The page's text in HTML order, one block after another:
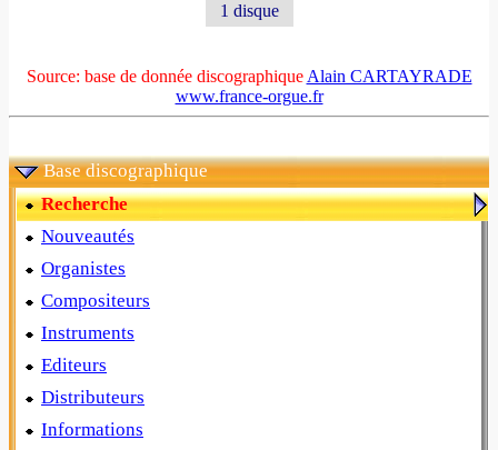
1 disque
Source: base de donnée discographique Alain CARTAYRADE
www.france-orgue.fr
Base discographique
Recherche
Nouveautés
Organistes
Compositeurs
Instruments
Editeurs
Distributeurs
Informations